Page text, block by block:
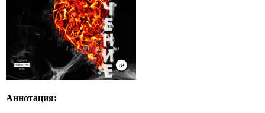
Аннотация: